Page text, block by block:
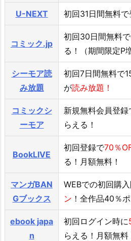
U-NEXT 初回31日間無料
コミック.jp
初回30日間無料
る！（期間限定P
シーモア読
み放題
初回7日間無料で
が読み放題！
コミックシ
ーモア
新規無料会員登録
らえる！
BookLIVE
初回登録で70％
る！月額無料！
マンガBAN
Gブックス
WEBでの初回購
ン ！全作品40％
ebook japa
n
初回ログイン時に
らえる！月額無料